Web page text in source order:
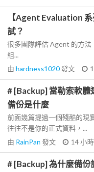
【Agent Evaluation
試？
很多團隊評估 Agent 的方
組...
由 hardness1020發文
# [Backup] 當勒索軟體
備份是什麼
前面幾篇提過一個殘酷的現
往往不是你的正式資料，...
由 RainPan 發文 14 小
# [Backup] 為什麼備份